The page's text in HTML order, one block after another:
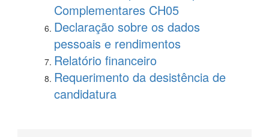
Complementares CH05
Declaração sobre os dados
pessoais e rendimentos
Relatório financeiro
Requerimento da desistência de
candidatura